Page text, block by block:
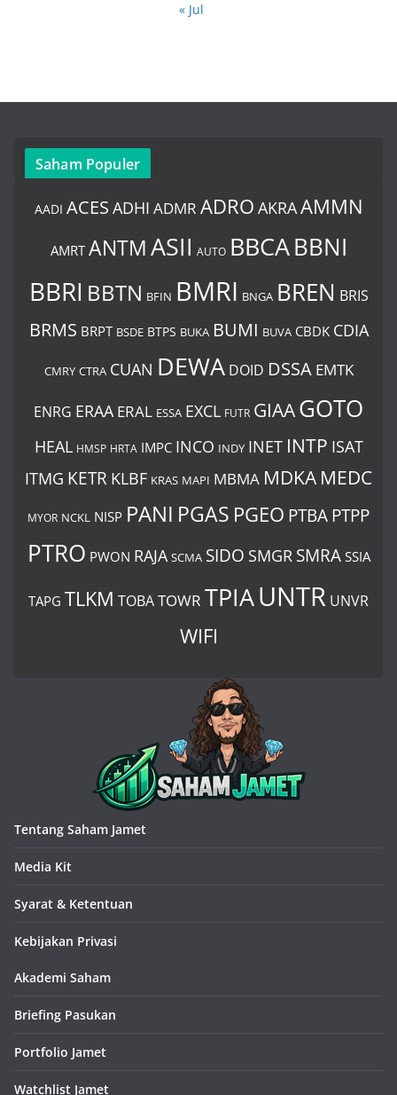
« Jul
Saham Populer
AADI ACES ADHI ADMR ADRO AKRAAMMN
AMRT ANTMASII AUTO BBCABBNI
BBRI BBTN BFIN BMRI BNGA BREN BRIS
BRMS BRPT BSDE BTPS BUKA BUMI BUVA CBDK CDIA
CMRY CTRA CUAN DEWA DOID DSSA EMTK
ENRG ERAA ERAL ESSA EXCL FUTR GIAAGOTO
HEAL HMSP HRTA IMPC INCO INDY INET INTP ISAT
ITMG KETR KLBF KRAS MAPI MBMA MDKA MEDC
MYOR NCKL NISP PANI PGAS PGEO PTBAPTPP
PTRO PWON RAJA SCMA SIDO SMGR SMRA SSIA
TAPG TLKM TOBATOWR TPIAUNTR UNVR
WIFI
Tentang Saham Jamet
Media Kit
Syarat & Ketentuan
Kebijakan Privasi
Akademi Saham
Briefing Pasukan
Portfolio Jamet
Watchlist Jamet